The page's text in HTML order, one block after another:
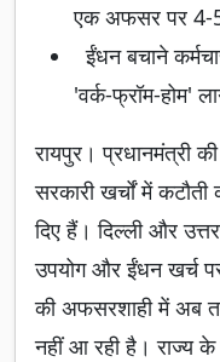
एक अफसर पर 4-5
ईंधन बचाने
'वर्क-फ्रॉम-होम'
रायपुर। प्रधानमंत्री
सरकारी खर्चों में
दिए हैं। दिल्ली और
उपयोग और ईंधन खर्च
की अफसरशाही में अब
नहीं आ रही है। राज्य